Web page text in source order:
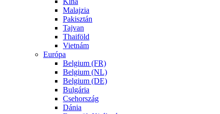
Malajzia
Pakisztán
Tajvan
Thaiföld
Vietnám
Európa
Belgium (FR)
Belgium (NL)
Belgium (DE)
Bulgária
Csehország
Dánia